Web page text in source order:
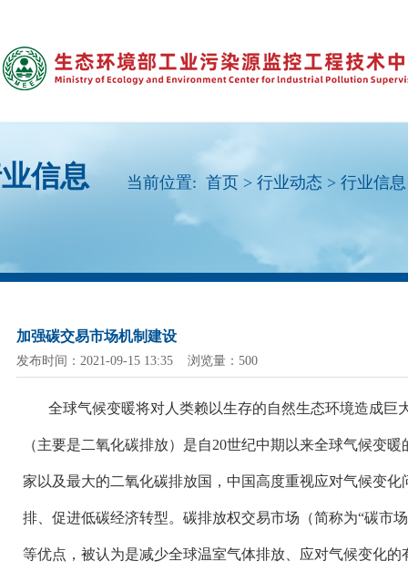
信息 当前位置: 首页 > 行业动态 > 行业信息
加强碳交易市场机制建设
发布时间：2021-09-15 13:35 浏览量：500
全球气候变暖将对人类赖以生存的自然生态环境造成巨
（主要是二氧化碳排放）是自20世纪中期以来全球气候变
家以及最大的二氧化碳排放国，中国高度重视应对气候变
排、促进低碳经济转型。碳排放权交易市场（简称为“碳市
等优点，被认为是减少全球温室气体排放、应对气候变化的